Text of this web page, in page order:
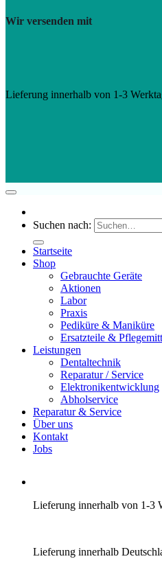
Wir versenden mit
Lieferung innerhalb von 1-3
Suchen nach:
Startseite
Shop
Gebrauchte Geräte
Aktionen
Labor
Praxis
Pediküre & Maniküre
Ersatzteile &
Leistungen
Dentaltechnik
Reparatur / Service
Elektronikentwicklung
Abholservice
Reparatur & Service
Über uns
Kontakt
Jobs
Lieferung innerhalb von 1-3
Lieferung innerhalb